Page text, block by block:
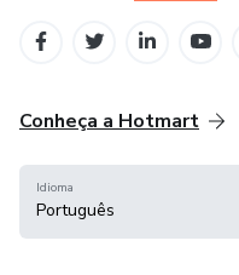
Conheça a Hotmart
Idioma
Português